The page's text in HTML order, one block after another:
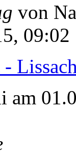
von
09:02